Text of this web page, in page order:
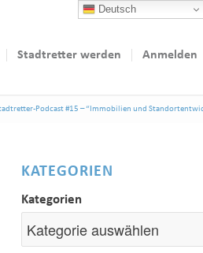
Stadtretter werden Anmelden
Podcast #15 – “Immobilien und
KATEGORIEN
Kategorien
Deutsch